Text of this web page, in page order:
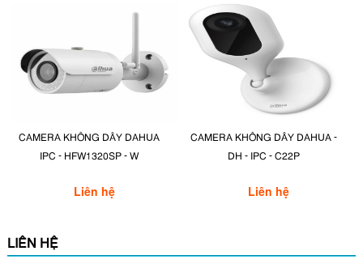
CAMERA KHÔNG DÂY DAHUA
IPC - HFW1320SP - W
Liên hệ
CAMERA KHÔNG DÂY DAHUA -
DH - IPC - C22P
Liên hệ
LIÊN HỆ